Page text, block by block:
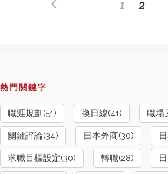
1 2
熱門關鍵字
職涯規劃(51) 換日線(41) 職場
關鍵評論(34) 日本外商(30)
求職目標設定(30) 轉職(28)